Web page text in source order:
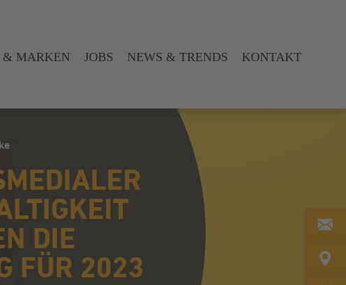
& MARKEN JOBS NEWS & TRENDS KONTAKT
DIE
FÜR 2023